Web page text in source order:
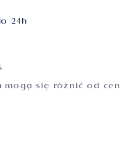
24h
się różnić od cen